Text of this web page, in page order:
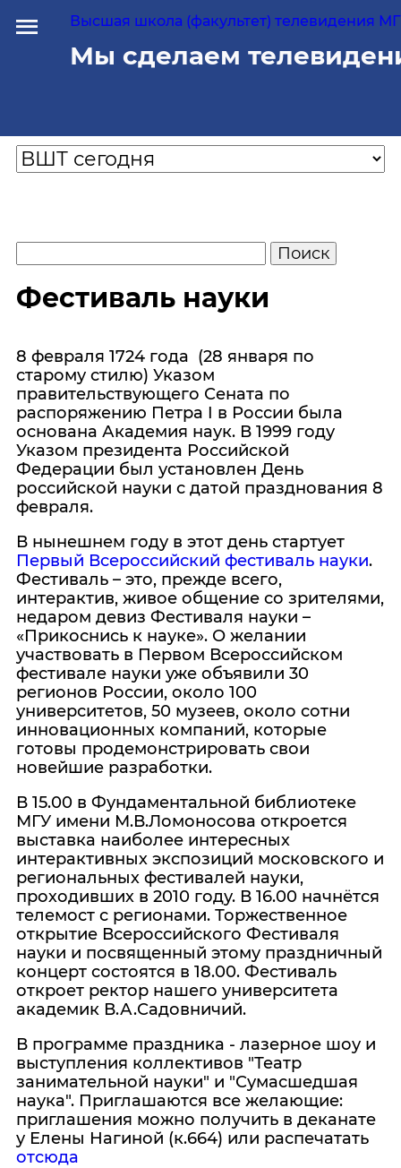
Высшая школа (факультет) телевидения
Мы сделаем
Фестиваль науки
8 февраля 1724 года (28 января по
старому стилю) Указом
правительствующего Сената по
распоряжению Петра I в России была
основана Академия наук. В 1999 году
Указом президента Российской
Федерации был установлен День
российской науки с датой празднования 8
февраля.
В нынешнем году в этот день стартует
Первый Всероссийский фестиваль науки.
Фестиваль – это, прежде всего,
интерактив, живое общение со зрителями,
недаром девиз Фестиваля науки –
«Прикоснись к науке». О желании
участвовать в Первом Всероссийском
фестивале науки уже объявили 30
регионов России, около 100
университетов, 50 музеев, около сотни
инновационных компаний, которые
готовы продемонстрировать свои
новейшие разработки.
В 15.00 в Фундаментальной библиотеке
МГУ имени М.В.Ломоносова откроется
выставка наиболее интересных
интерактивных экспозиций московского и
региональных фестивалей науки,
проходивших в 2010 году. В 16.00 начнётся
телемост с регионами. Торжественное
открытие Всероссийского Фестиваля
науки и посвященный этому праздничный
концерт состоятся в 18.00. Фестиваль
откроет ректор нашего университета
академик В.А.Садовничий.
В программе праздника - лазерное шоу и
выступления коллективов "Театр
занимательной науки" и "Сумасшедшая
наука". Приглашаются все желающие:
приглашения можно получить в деканате
у Елены Нагиной (к.664) или распечатать
отсюда